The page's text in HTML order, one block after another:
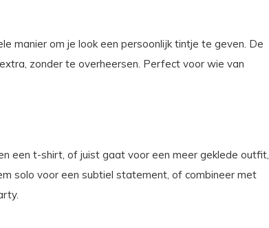
manier om je look een persoonlijk tintje te geven. De
zonder te overheersen. Perfect voor wie van
een t-shirt, of juist gaat voor een meer geklede outfit,
solo voor een subtiel statement, of combineer met